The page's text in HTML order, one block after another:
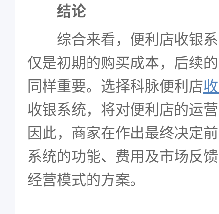
结论
综合来看，便利店收银系
仅是初期的购买成本，后续
同样重要。选择科脉便利店
收银系统，将对便利店的运
因此，商家在作出最终决定
系统的功能、费用及市场反
经营模式的方案。